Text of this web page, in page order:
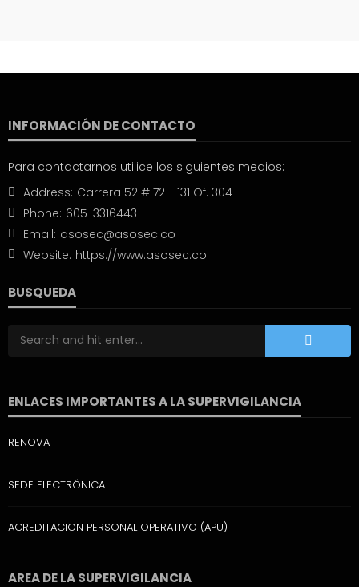
INFORMACIÓN DE CONTACTO
Para contactarnos utilice los siguientes medios:
Address: Carrera 52 # 72 - 131 Of. 304
Phone: 605-3316443
Email: asosec@asosec.co
Website: https://www.asosec.co
BUSQUEDA
ENLACES IMPORTANTES A LA SUPERVIGILANCIA
RENOVA
SEDE ELECTRÓNICA
ACREDITACION PERSONAL OPERATIVO (APU)
AREA DE LA SUPERVIGILANCIA